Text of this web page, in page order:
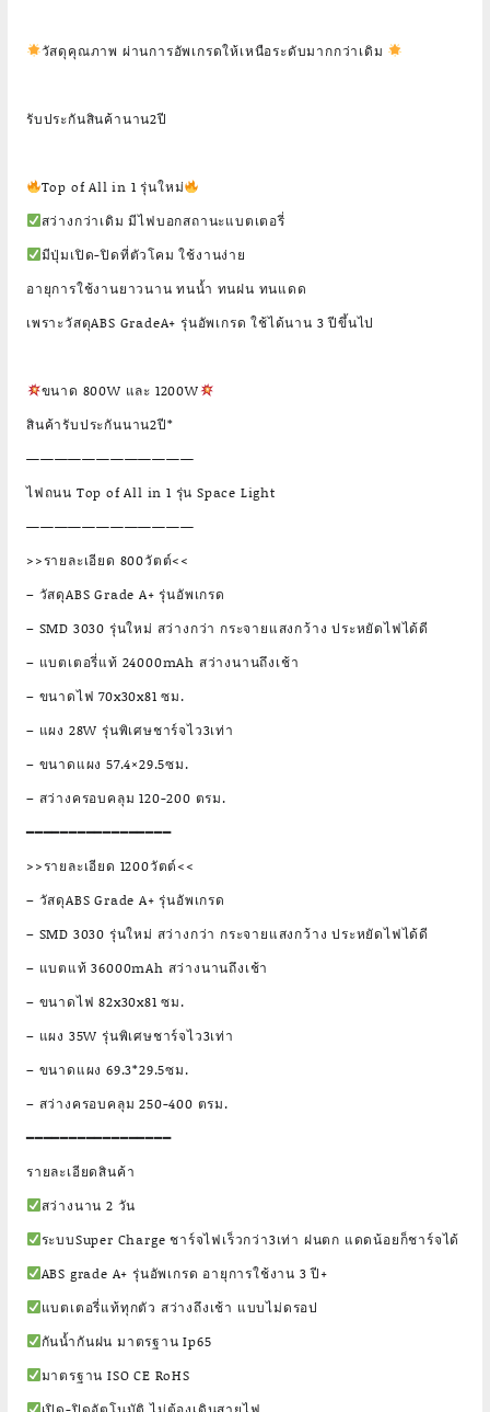
วัสดุคุณภาพ ผ่านการอัพเกรดให้เหนือระดับมากกว่าเดิม
รับประกันสินค้านาน2ปี
Top of All in 1 รุ่นใหม่
สว่างกว่าเดิม มีไฟบอกสถานะแบตเตอรี่
มีปุ่มเปิด-ปิดที่ตัวโคม ใช้งานง่าย
อายุการใช้งานยาวนาน ทนน้ำ ทนฝน ทนแดด
เพราะวัสดุABS GradeA+ รุ่นอัพเกรด ใช้ได้นาน 3 ปีขึ้นไป
ขนาด 800W และ 1200W
สินค้ารับประกันนาน2ปี*
————————————
ไฟถนน Top of All in 1 รุ่น Space Light
————————————
>>รายละเอียด 800วัตต์<<
– วัสดุABS Grade A+ รุ่นอัพเกรด
– SMD 3030 รุ่นใหม่ สว่างกว่า กระจายแสงกว้าง ประหยัดไฟได้ดี
– แบตเตอรี่แท้ 24000mAh สว่างนานถึงเช้า
– ขนาดไฟ 70x30x81 ซม.
– แผง 28W รุ่นพิเศษชาร์จไว3เท่า
– ขนาดแผง 57.4×29.5ซม.
– สว่างครอบคลุม 120-200 ตรม.
━━━━━━━━━━━━━━━━━
>>รายละเอียด 1200วัตต์<<
– วัสดุABS Grade A+ รุ่นอัพเกรด
– SMD 3030 รุ่นใหม่ สว่างกว่า กระจายแสงกว้าง ประหยัดไฟได้ดี
– แบตแท้ 36000mAh สว่างนานถึงเช้า
– ขนาดไฟ 82x30x81 ซม.
– แผง 35W รุ่นพิเศษชาร์จไว3เท่า
– ขนาดแผง 69.3*29.5ซม.
– สว่างครอบคลุม 250-400 ตรม.
━━━━━━━━━━━━━━━━━
รายละเอียดสินค้า
สว่างนาน 2 วัน
ระบบSuper Charge ชาร์จไฟเร็วกว่า3เท่า ฝนตก แดดน้อยก็ชาร์จได้
ABS grade A+ รุ่นอัพเกรด อายุการใช้งาน 3 ปี+
แบตเตอรี่แท้ทุกตัว สว่างถึงเช้า แบบไม่ดรอป
กันน้ำกันฝน มาตรฐาน Ip65
มาตรฐาน ISO CE RoHS